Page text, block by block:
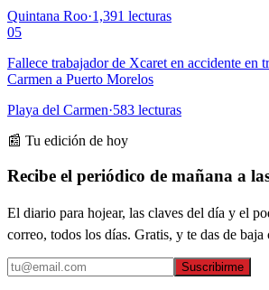
Quintana Roo·1,391 lecturas
05
Fallece trabajador de Xcaret en accidente en
Carmen a Puerto Morelos
Playa del Carmen·583 lecturas
📰 Tu edición de hoy
Recibe el periódico de mañana a
El diario para hojear, las claves del día y el
correo, todos los días. Gratis, y te das de
Suscribirme